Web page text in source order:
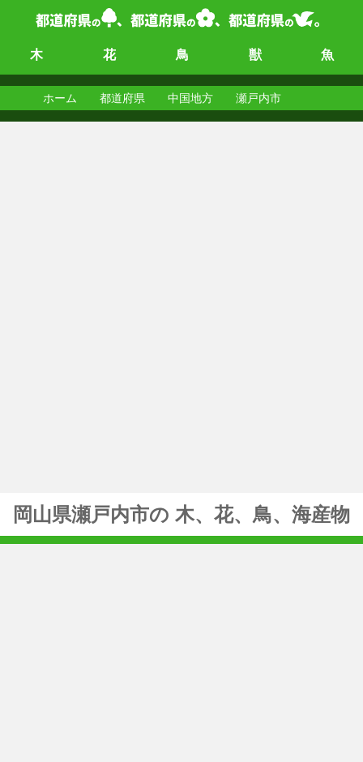
木 花 鳥 獣 魚
ホーム 都道府県 中国地方 瀬戸内市
岡山県瀬戸内市の 木、花、鳥、海産物